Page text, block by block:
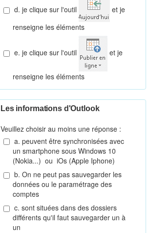
d. je clique sur l'outil
et je
renseigne les éléments
e. je clique sur l'outil et je
renseigne les éléments
Les informations d'Outlook
Veuillez choisir au moins une réponse :
a. peuvent être synchronisées avec
un smartphone sous Windows 10
(Nokia...) ou iOs (Apple Iphone)
b. On ne peut pas sauvegarder les
données ou le paramétrage des
comptes
c. sont situées dans des dossiers
différents qu'il faut sauvegarder un à
un